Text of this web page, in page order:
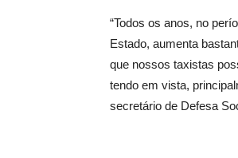
“Todos os anos, no
Estado, aumenta
que nossos taxistas
tendo em vista,
secretário de Defesa